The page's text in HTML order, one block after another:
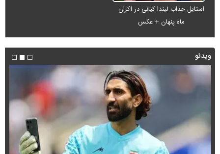
استایل جذاب لیندا کیانی در اکران
ماه پنهان + عکس
ویدئو